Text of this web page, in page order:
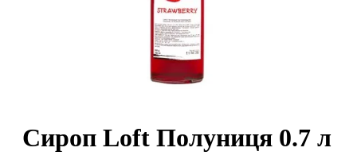
Сироп Loft Полуниця 0.7 л